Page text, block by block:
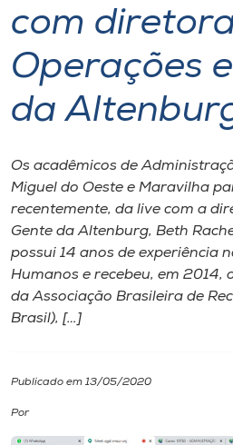
Portal de Ensino
Unoesc
Internacionalização
I.nova
Diplomados
Cultura
CPA
Biblioteca
com
Operações
da
Os acadêmicos de
Miguel do Oeste e Maravilha
recentemente, da live com a
Gente da Altenburg, Beth
possui 14 anos de experiência
Humanos e recebeu, em 2014,
da Associação Brasileira de
Brasil), […]
Publicado em 13/05/2020
Por